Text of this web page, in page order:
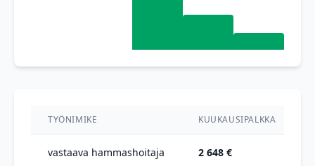
TYÖNIMIKE KUUKAUSIPALKKA
vastaava hammashoitaja 2 648 €